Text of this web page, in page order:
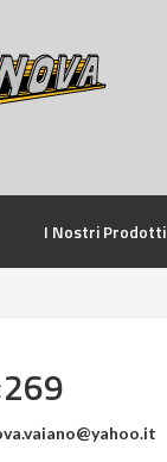
I Nostri Prodotti